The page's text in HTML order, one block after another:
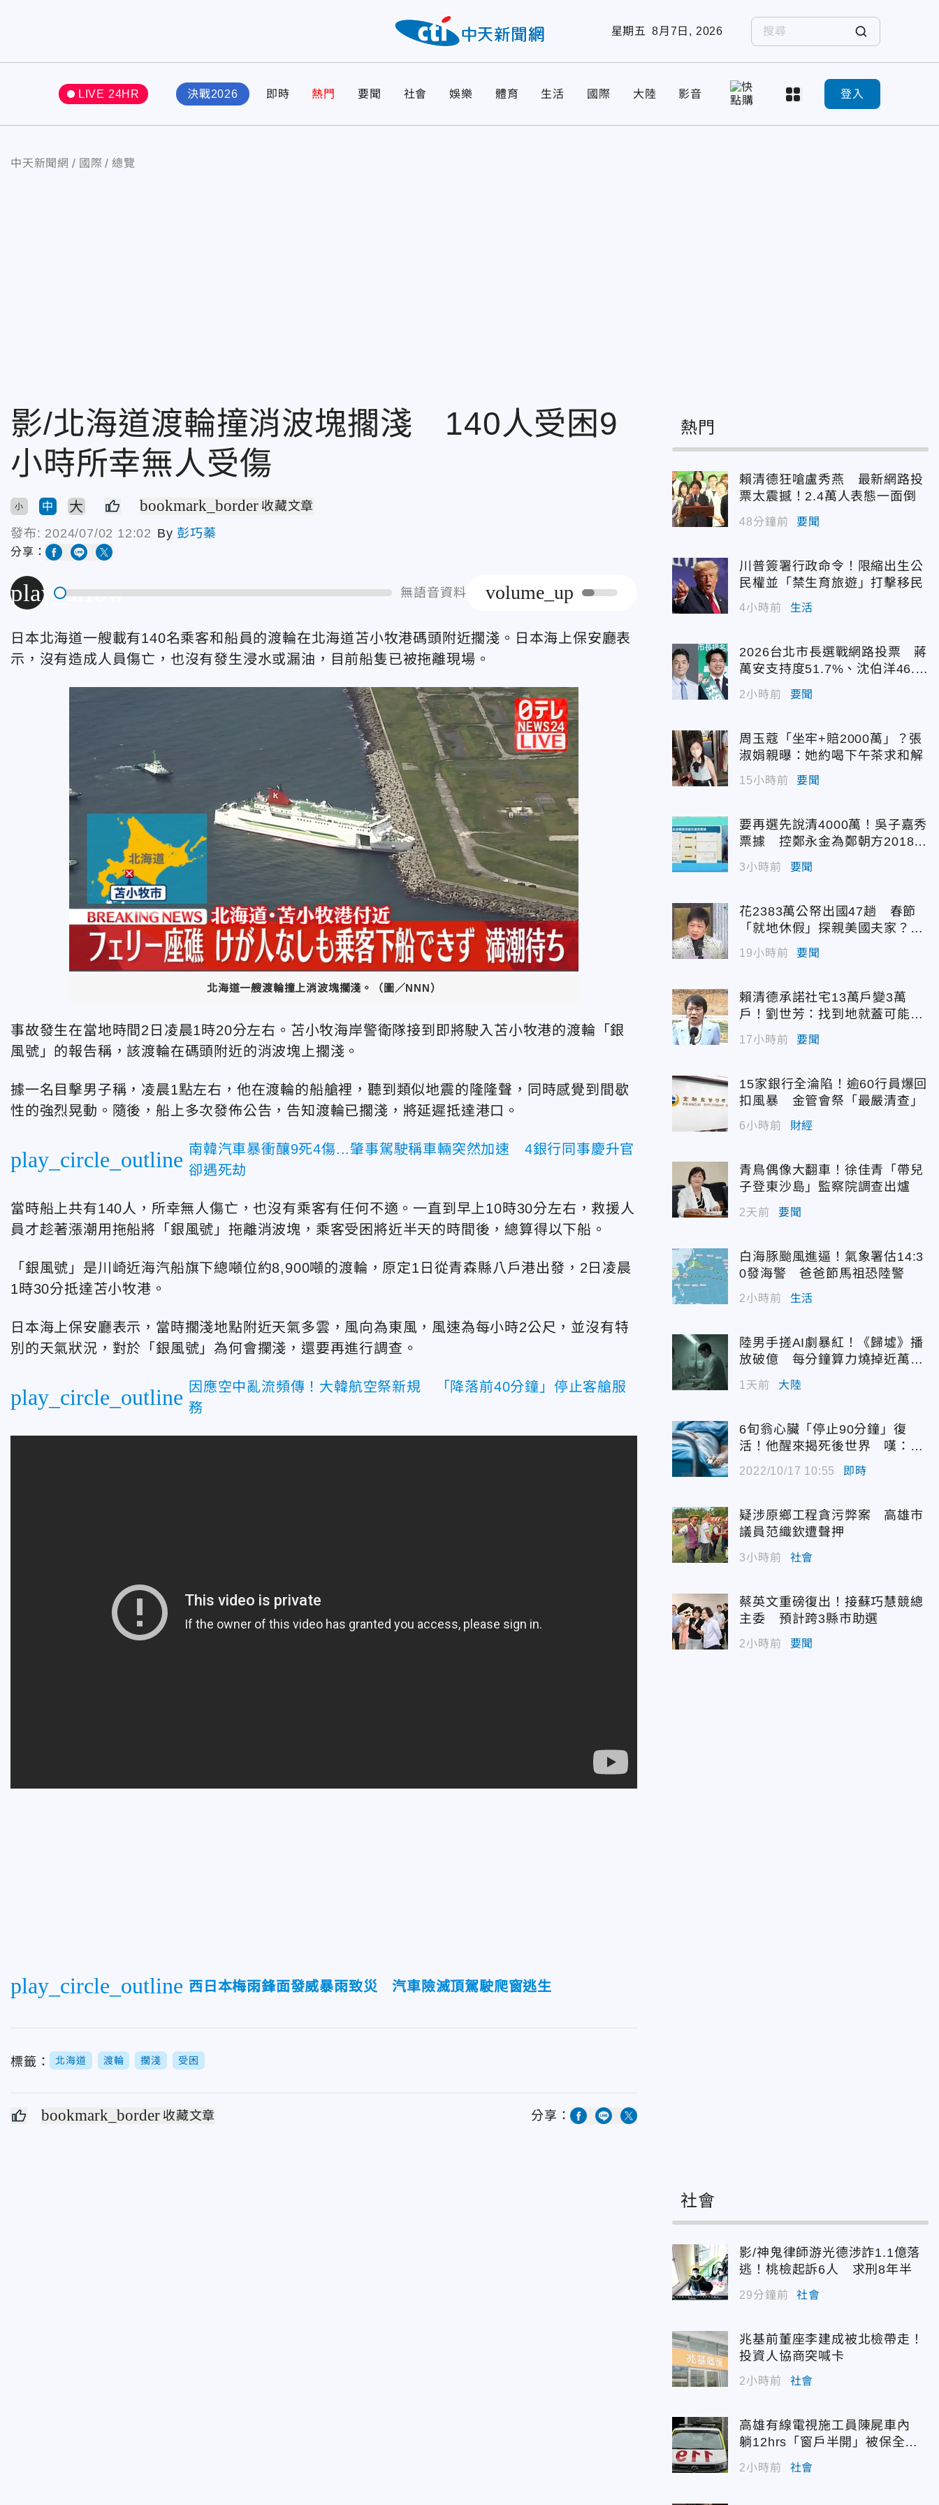
星期五 8月7日, 2026
LIVE 24HR 決戰2026 即時 熱門 要聞 社會 娛樂 體育 生活 國際 大陸 影音 登入
中天新聞網 國際 總覽
影/北海道渡輪撞消波塊擱淺 140人受困9
小時所幸無人受傷
小 中 大 bookmark_border 收藏文章
發布: 2024/07/02 12:02 By 彭巧蓁
分享：
play_arrow 無語音資料 volume_up
日本北海道一艘載有140名乘客和船員的渡輪在北海道苫小牧港碼頭附近擱淺。日本海上保安廳表
示，沒有造成人員傷亡，也沒有發生浸水或漏油，目前船隻已被拖離現場。
北海道一艘渡輪撞上消波塊擱淺。（圖／NNN）
事故發生在當地時間2日凌晨1時20分左右。苫小牧海岸警衛隊接到即將駛入苫小牧港的渡輪「銀
風號」的報告稱，該渡輪在碼頭附近的消波塊上擱淺。
據一名目擊男子稱，凌晨1點左右，他在渡輪的船艙裡，聽到類似地震的隆隆聲，同時感覺到間歇
性的強烈晃動。隨後，船上多次發佈公告，告知渡輪已擱淺，將延遲抵達港口。
play_circle_outline 南韓汽車暴衝釀9死4傷...肇事駕駛稱車輛突然加速 4銀行同事慶升官
卻遇死劫
當時船上共有140人，所幸無人傷亡，也沒有乘客有任何不適。一直到早上10時30分左右，救援人
員才趁著漲潮用拖船將「銀風號」拖離消波塊，乘客受困將近半天的時間後，總算得以下船。
「銀風號」是川崎近海汽船旗下總噸位約8,900噸的渡輪，原定1日從青森縣八戶港出發，2日凌晨
1時30分抵達苫小牧港。
日本海上保安廳表示，當時擱淺地點附近天氣多雲，風向為東風，風速為每小時2公尺，並沒有特
別的天氣狀況，對於「銀風號」為何會攔淺，還要再進行調查。
play_circle_outline 因應空中亂流頻傳！大韓航空祭新規 「降落前40分鐘」停止客艙服
務
play_circle_outline 西日本梅雨鋒面發威暴雨致災 汽車險滅頂駕駛爬窗逃生
標籤： 北海道 渡輪 擱淺 受困
bookmark_border 收藏文章 分享：
熱門
賴清德狂嗆盧秀燕 最新網路投
票太震撼！2.4萬人表態一面倒
48分鐘前 要聞
川普簽署行政命令！限縮出生公
民權並「禁生育旅遊」打擊移民
4小時前 生活
2026台北市長選戰網路投票 蔣
萬安支持度51.7%、沈伯洋46.
7%
2小時前 要聞
周玉蔻「坐牢+賠2000萬」？張
淑娟親曝：她約喝下午茶求和解
15小時前 要聞
要再選先說清4000萬！吳子嘉秀
票據 控鄭永金為鄭朝方2018選
縣長籌錢未還
3小時前 要聞
花2383萬公帑出國47趟 春節
「就地休假」探親美國夫家？徐
佳青回應了
19小時前 要聞
賴清德承諾社宅13萬戶變3萬
戶！劉世芳：找到地就蓋可能變
空餘屋
17小時前 要聞
15家銀行全淪陷！逾60行員爆回
扣風暴 金管會祭「最嚴清查」
6小時前 財經
青鳥偶像大翻車！徐佳青「帶兒
子登東沙島」監察院調查出爐
2天前 要聞
白海豚颱風進逼！氣象署估14:3
0發海警 爸爸節馬祖恐陸警
2小時前 生活
陸男手搓AI劇暴紅！《歸墟》播
放破億 每分鐘算力燒掉近萬台
1天前 大陸
6旬翁心臟「停止90分鐘」復
活！他醒來揭死後世界 嘆：很
2022/10/17 10:55 即時
疑涉原鄉工程貪污弊案 高雄市
議員范織欽遭聲押
3小時前 社會
蔡英文重磅復出！接蘇巧慧競總
主委 預計跨3縣市助選
2小時前 要聞
社會
影/神鬼律師游光德涉詐1.1億落
逃！桃檢起訴6人 求刑8年半
29分鐘前 社會
兆基前董座李建成被北檢帶走！
投資人協商突喊卡
2小時前 社會
高雄有線電視施工員陳屍車內
躺12hrs「窗戶半開」被保全發
現
2小時前 社會